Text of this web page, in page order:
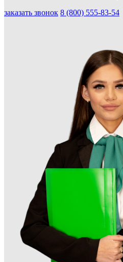
заказать звонок 8 (800) 555-83-54